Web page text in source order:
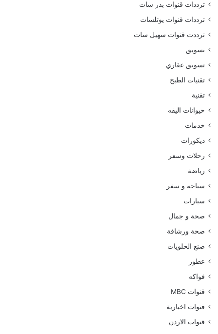
ترددات قنوات بدر سات
ترددات قنوات يوتلسات
ترددت قنوات سهيل سات
تسويق
تسويق عقاري
تقنيات الطبخ
تقنية
حيوانات اليفه
خدمات
ديكورات
رحلات وسفر
رياضة
سياحة و سفر
سيارات
صحة و جمال
صحة ورشاقة
صنع الحلويات
عطور
فواكه
قنوات MBC
قنوات اخبارية
قنوات الاردن